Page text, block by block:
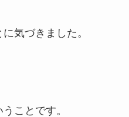
気づきました。
ことです。